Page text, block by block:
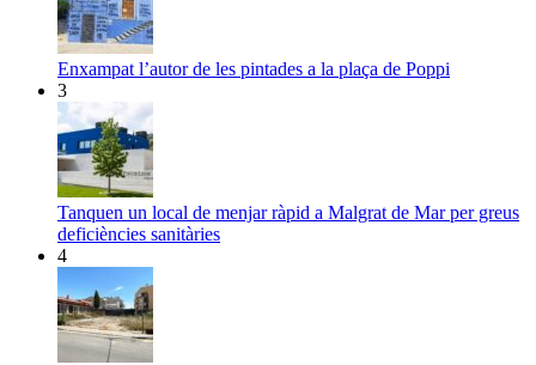
Enxampat l’autor de les pintades a la plaça de Poppi
3
Tanquen un local de menjar ràpid a Malgrat de Mar per greus
deficiències sanitàries
4